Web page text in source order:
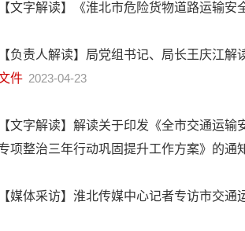
【文字解读】《淮北市危险货物道路运输
【负责人解读】局党组书记、局长王庆江解
件 2023-04-23
【文字解读】解读关于印发《全市交通运
项整治三年行动巩固提升工作方案》的通
【媒体采访】淮北传媒中心记者专访市交